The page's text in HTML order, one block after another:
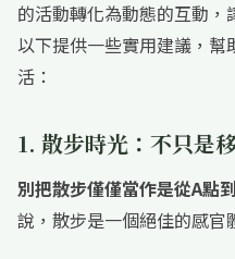
的活動轉化為動態的互動，
以下提供一些實用建議，
活：
1. 散步時光：不只是
別把散步僅僅當作是從A點
說，散步是一個絕佳的感官